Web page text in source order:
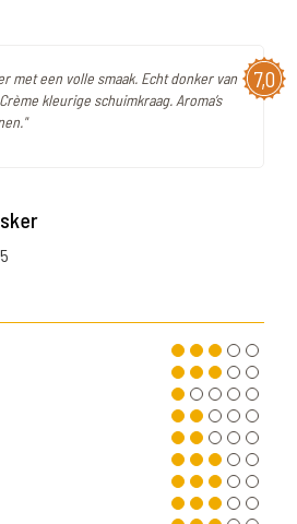
7,0
met een volle smaak. Echt donker van
kleurige schuimkraag. Aroma’s